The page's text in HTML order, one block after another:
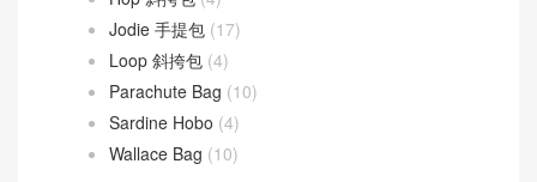
文章類目
(594)
Andiamo (30)
Andiamo 手拿包(2)